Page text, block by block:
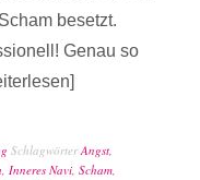
besetzt.
Genau so
SchlagwörterAngst,
, Inneres Navi, Scham,